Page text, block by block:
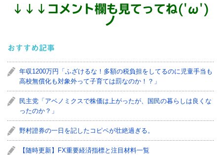
↓ ↓ ↓ コメント欄も見てってね('ω')
ノ
おすすめ記事
年収1200万円「ふざけるな！多額の税負担をしてるのに児童手当も
高校無償化も対象外って子育ては罰なのか！？」
民主党「アベノミクスで株価は上がったが、国民の暮らしは良くな
ったのか？」
野村證券の一日を記したコピペが壮絶過ぎる。
【随時更新】FX重要経済指標と注目材料一覧